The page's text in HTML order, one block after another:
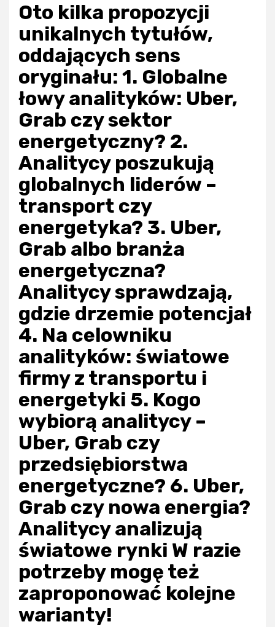
Oto kilka propozycji
unikalnych tytułów,
oddających sens
oryginału: 1. Globalne
łowy analityków: Uber,
Grab czy sektor
energetyczny? 2.
Analitycy poszukują
globalnych liderów –
transport czy
energetyka? 3. Uber,
Grab albo branża
energetyczna?
Analitycy sprawdzają,
gdzie drzemie potencjał
4. Na celowniku
analityków: światowe
firmy z transportu i
energetyki 5. Kogo
wybiorą analitycy –
Uber, Grab czy
przedsiębiorstwa
energetyczne? 6. Uber,
Grab czy nowa energia?
Analitycy analizują
światowe rynki W razie
potrzeby mogę też
zaproponować kolejne
warianty!